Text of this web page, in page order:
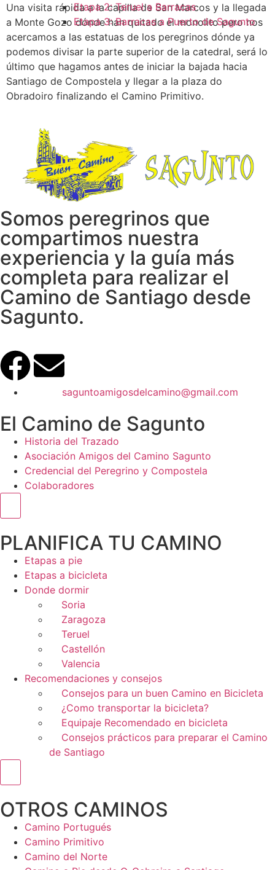
Etapa 2: Teruel a Barracas
Etapa 3: Barracas a Puerto de Sagunto
Una visita rápida a la capilla de San Marcos y la llegada
a Monte Gozo dónde han quitado el monolito pero nos
acercamos a las estatuas de los peregrinos dónde ya
podemos divisar la parte superior de la catedral, será lo
último que hagamos antes de iniciar la bajada hacia
Santiago de Compostela y llegar a la plaza do
Obradoiro finalizando el Camino Primitivo.
Somos peregrinos que
compartimos nuestra
experiencia y la guía más
completa para realizar el
Camino de Santiago desde
Sagunto.
saguntoamigosdelcamino@gmail.com
El Camino de Sagunto
Historia del Trazado
Asociación Amigos del Camino Sagunto
Credencial del Peregrino y Compostela
Colaboradores
PLANIFICA TU CAMINO
Etapas a pie
Etapas a bicicleta
Donde dormir
Soria
Zaragoza
Teruel
Castellón
Valencia
Recomendaciones y consejos
Consejos para un buen Camino en Bicicleta
¿Como transportar la bicicleta?
Equipaje Recomendado en bicicleta
Consejos prácticos para preparar el Camino
de Santiago
OTROS CAMINOS
Camino Portugués
Camino Primitivo
Camino del Norte